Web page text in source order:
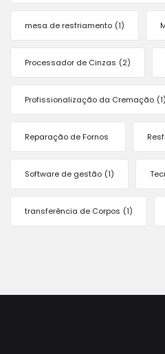
mesa de resfriamento (1)
Processador de Cinzas (2)
Profissionalização da Cremação (1)
Reparação de Fornos
Software de gestão (1)
transferência de Corpos (1)